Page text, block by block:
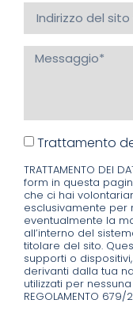
Trattamento
TRATTAMENTO DEI
form in questa
che ci hai
esclusivamente per
eventualmente la
all’interno del
titolare del sito.
supporti o
derivanti dalla tua
utilizzati per nessuna
REGOLAMENTO 679/